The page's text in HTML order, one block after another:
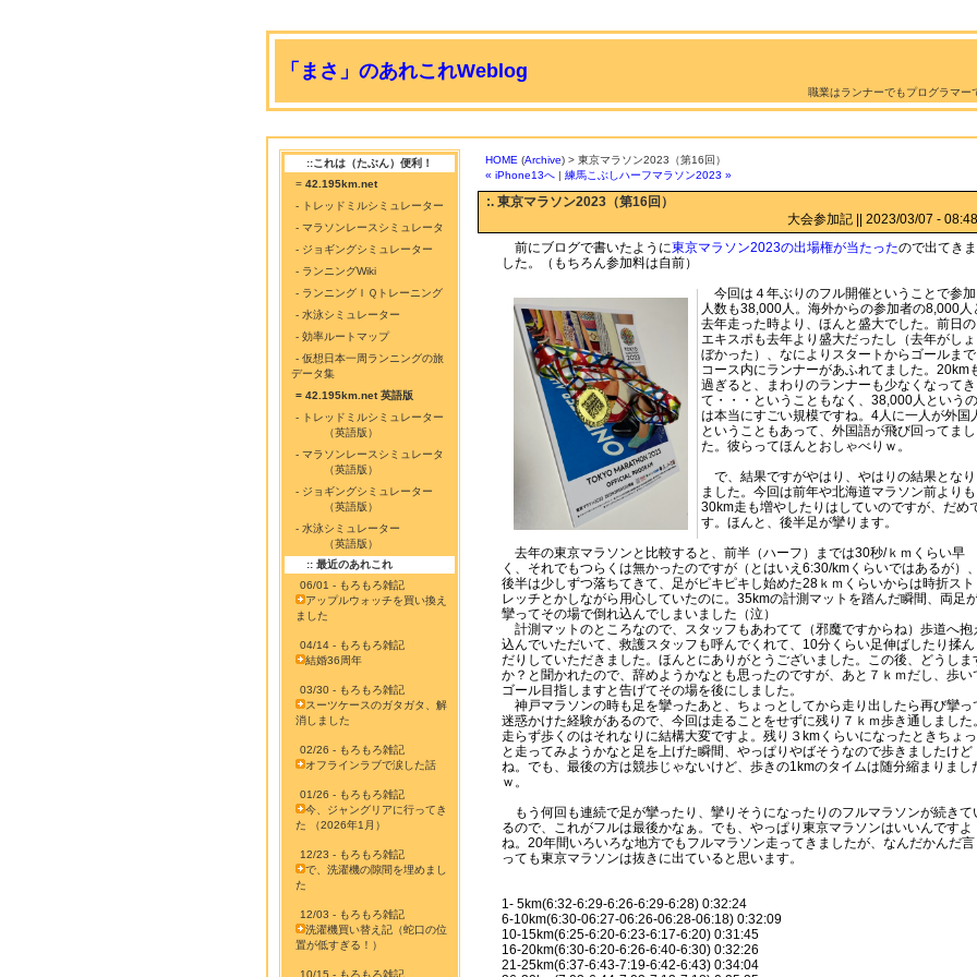
「まさ」のあれこれWeblog
職業はランナーでもプログラマ
::これは（たぶん）便利！
= 42.195km.net
- トレッドミルシミュレーター
- マラソンレースシミュレータ
- ジョギングシミュレーター
- ランニングWiki
- ランニングＩＱトレーニング
- 水泳シミュレーター
- 効率ルートマップ
- 仮想日本一周ランニングの旅
データ集
= 42.195km.net 英語版
- トレッドミルシミュレーター
（英語版）
- マラソンレースシミュレータ
（英語版）
- ジョギングシミュレーター
（英語版）
- 水泳シミュレーター
（英語版）
:: 最近のあれこれ
06/01 - もろもろ雑記
アップルウォッチを買い換え
ました
04/14 - もろもろ雑記
結婚36周年
03/30 - もろもろ雑記
スーツケースのガタガタ、解
消しました
02/26 - もろもろ雑記
オフラインラブで涙した話
01/26 - もろもろ雑記
今、ジャングリアに行ってき
た （2026年1月）
12/23 - もろもろ雑記
で、洗濯機の隙間を埋めまし
た
12/03 - もろもろ雑記
洗濯機買い替え記（蛇口の位
置が低すぎる！）
10/15 - もろもろ雑記
HOME (Archive) > 東京マラソン2023（第16回）
« iPhone13へ | 練馬こぶしハーフマラソン2023 »
:. 東京マラソン2023（第16回）
大会参加記 || 2023/03/07 - 08:48
前にブログで書いたように東京マラソン2023の出場権が当たったので出てきま
した。（もちろん参加料は自前）
今回は４年ぶりのフル開催ということで参加
人数も38,000人。海外からの参加者の8,000人
去年走った時より、ほんと盛大でした。前日の
エキスポも去年より盛大だったし（去年がしょ
ぼかった）、なによりスタートからゴールまで
コース内にランナーがあふれてました。20km
過ぎると、まわりのランナーも少なくなってき
て・・・ということもなく、38,000人というの
は本当にすごい規模ですね。4人に一人が外国
ということもあって、外国語が飛び回ってまし
た。彼らってほんとおしゃべりｗ。
で、結果ですがやはり、やはりの結果となり
ました。今回は前年や北海道マラソン前よりも
30km走も増やしたりはしていのですが、だめ
す。ほんと、後半足が攣ります。
去年の東京マラソンと比較すると、前半（ハーフ）までは30秒/ｋｍくらい早
く、それでもつらくは無かったのですが（とはいえ6:30/kmくらいではあるが）、
後半は少しずつ落ちてきて、足がピキピキし始めた28ｋｍくらいからは時折スト
レッチとかしながら用心していたのに。35kmの計測マットを踏んだ瞬間、両足
攣ってその場で倒れ込んでしまいました（泣）
計測マットのところなので、スタッフもあわてて（邪魔ですからね）歩道へ抱
込んでいただいて、救護スタッフも呼んでくれて、10分くらい足伸ばしたり揉ん
だりしていただきました。ほんとにありがとうございました。この後、どうしま
か？と聞かれたので、辞めようかなとも思ったのですが、あと７ｋｍだし、歩い
ゴール目指しますと告げてその場を後にしました。
神戸マラソンの時も足を攣ったあと、ちょっとしてから走り出したら再び攣っ
迷惑かけた経験があるので、今回は走ることをせずに残り７ｋｍ歩き通しました。
走らず歩くのはそれなりに結構大変ですよ。残り３kmくらいになったときちょっ
と走ってみようかなと足を上げた瞬間、やっぱりやばそうなので歩きましたけど
ね。でも、最後の方は競歩じゃないけど、歩きの1kmのタイムは随分縮まりまし
ｗ。
もう何回も連続で足が攣ったり、攣りそうになったりのフルマラソンが続きて
るので、これがフルは最後かなぁ。でも、やっぱり東京マラソンはいいんですよ
ね。20年間いろいろな地方でもフルマラソン走ってきましたが、なんだかんだ言
っても東京マラソンは抜きに出ていると思います。
1- 5km(6:32-6:29-6:26-6:29-6:28) 0:32:24
6-10km(6:30-06:27-06:26-06:28-06:18) 0:32:09
10-15km(6:25-6:20-6:23-6:17-6:20) 0:31:45
16-20km(6:30-6:20-6:26-6:40-6:30) 0:32:26
21-25km(6:37-6:43-7:19-6:42-6:43) 0:34:04